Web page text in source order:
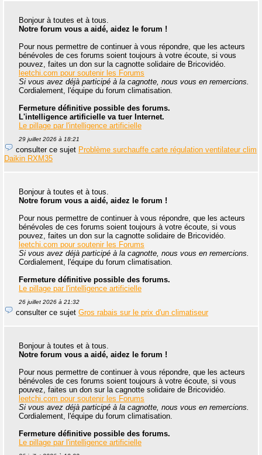
Bonjour à toutes et à tous.
Notre forum vous a aidé, aidez le forum !
Pour nous permettre de continuer à vous répondre, que les acteurs
bénévoles de ces forums soient toujours à votre écoute, si vous
pouvez, faites un don sur la cagnotte solidaire de Bricovidéo.
leetchi.com pour soutenir les Forums
Si vous avez déjà participé à la cagnotte, nous vous en remercions.
Cordialement, l'équipe du forum climatisation.
Fermeture définitive possible des forums.
L'intelligence artificielle va tuer Internet.
Le pillage par l'intelligence artificielle
29 juillet 2026 à 18:21
consulter ce sujet Problème surchauffe carte régulation ventilateur clim
Daikin RXM35
Bonjour à toutes et à tous.
Notre forum vous a aidé, aidez le forum !
Pour nous permettre de continuer à vous répondre, que les acteurs
bénévoles de ces forums soient toujours à votre écoute, si vous
pouvez, faites un don sur la cagnotte solidaire de Bricovidéo.
leetchi.com pour soutenir les Forums
Si vous avez déjà participé à la cagnotte, nous vous en remercions.
Cordialement, l'équipe du forum climatisation.
Fermeture définitive possible des forums.
Le pillage par l'intelligence artificielle
26 juillet 2026 à 21:32
consulter ce sujet Gros rabais sur le prix d'un climatiseur
Bonjour à toutes et à tous.
Notre forum vous a aidé, aidez le forum !
Pour nous permettre de continuer à vous répondre, que les acteurs
bénévoles de ces forums soient toujours à votre écoute, si vous
pouvez, faites un don sur la cagnotte solidaire de Bricovidéo.
leetchi.com pour soutenir les Forums
Si vous avez déjà participé à la cagnotte, nous vous en remercions.
Cordialement, l'équipe du forum climatisation.
Fermeture définitive possible des forums.
Le pillage par l'intelligence artificielle